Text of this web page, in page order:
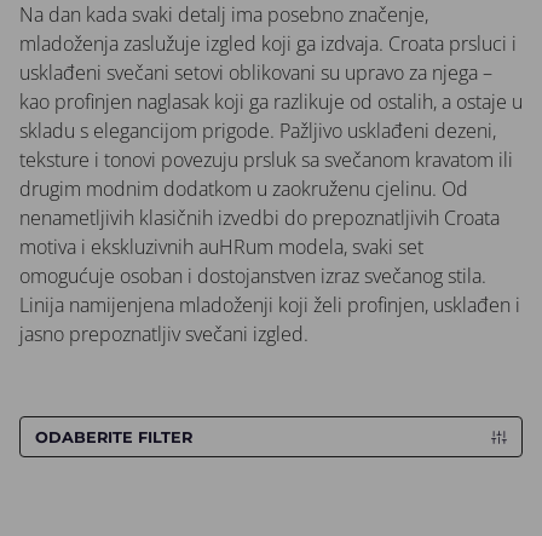
Na dan kada svaki detalj ima posebno značenje,
mladoženja zaslužuje izgled koji ga izdvaja. Croata prsluci i
usklađeni svečani setovi oblikovani su upravo za njega –
kao profinjen naglasak koji ga razlikuje od ostalih, a ostaje u
skladu s elegancijom prigode. Pažljivo usklađeni dezeni,
teksture i tonovi povezuju prsluk sa svečanom kravatom ili
drugim modnim dodatkom u zaokruženu cjelinu. Od
nenametljivih klasičnih izvedbi do prepoznatljivih Croata
motiva i ekskluzivnih auHRum modela, svaki set
omogućuje osoban i dostojanstven izraz svečanog stila.
Linija namijenjena mladoženji koji želi profinjen, usklađen i
jasno prepoznatljiv svečani izgled.
ODABERITE FILTER